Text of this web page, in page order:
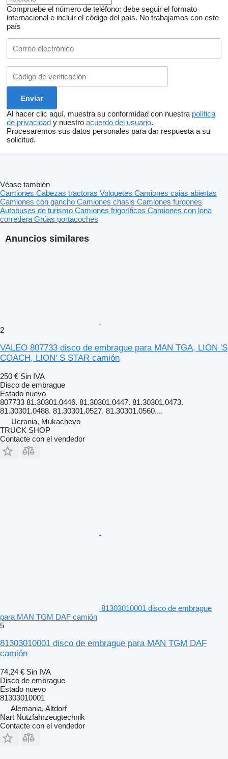
Compruebe el número de teléfono: debe seguir el formato
internacional e incluir el código del país. No trabajamos con este
país
Al hacer clic aquí, muestra su conformidad con nuestra política
de privacidad y nuestro acuerdo del usuario.
Procesaremos sus datos personales para dar respuesta a su
solicitud.
Anuncios similares
2
VALEO 807733 disco de embrague para MAN TGA, LION 'S
COACH, LION' S STAR camión
250 € Sin IVA
Disco de embrague
Estado nuevo
807733 81.30301.0446. 81.30301.0447. 81.30301.0473.
81.30301.0488. 81.30301.0527. 81.30301.0560....
Ucrania, Mukachevo
TRUCK SHOP
Contacte con el vendedor
81303010001 disco de embrague
para MAN TGM DAF camión
5
81303010001 disco de embrague para MAN TGM DAF
camión
74,24 € Sin IVA
Disco de embrague
Estado nuevo
81303010001
Alemania, Altdorf
Nart Nutzfahrzeugtechnik
Contacte con el vendedor
Véase también
Camiones Cabezas tractoras Volquetes Camiones cajas abiertas
Camiones con gancho Camiones chasis Camiones furgones
Autobuses de turismo Camiones frigoríficos Camiones con lona
corredera Grúas portacoches